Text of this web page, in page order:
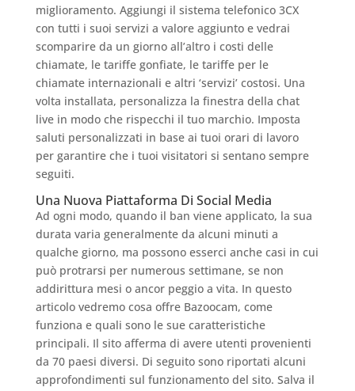
miglioramento. Aggiungi il sistema telefonico 3CX
con tutti i suoi servizi a valore aggiunto e vedrai
scomparire da un giorno all’altro i costi delle
chiamate, le tariffe gonfiate, le tariffe per le
chiamate internazionali e altri ‘servizi’ costosi. Una
volta installata, personalizza la finestra della chat
live in modo che rispecchi il tuo marchio. Imposta
saluti personalizzati in base ai tuoi orari di lavoro
per garantire che i tuoi visitatori si sentano sempre
seguiti.
Una Nuova Piattaforma Di Social Media
Ad ogni modo, quando il ban viene applicato, la sua
durata varia generalmente da alcuni minuti a
qualche giorno, ma possono esserci anche casi in cui
può protrarsi per numerous settimane, se non
addirittura mesi o ancor peggio a vita. In questo
articolo vedremo cosa offre Bazoocam, come
funziona e quali sono le sue caratteristiche
principali. Il sito afferma di avere utenti provenienti
da 70 paesi diversi. Di seguito sono riportati alcuni
approfondimenti sul funzionamento del sito. Salva il